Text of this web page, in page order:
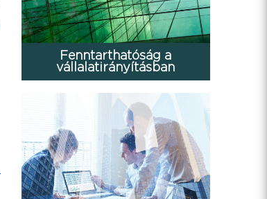
Fenntarthatóság a
vállalatirányításban